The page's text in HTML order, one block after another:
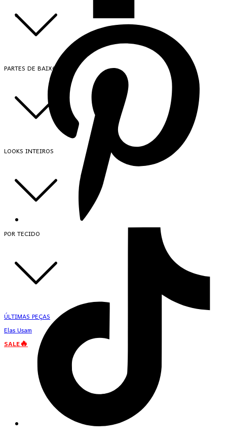
PARTES DE BAIXO
LOOKS INTEIROS
POR TECIDO
ÚLTIMAS PEÇAS
Elas Usam
SALE🔥